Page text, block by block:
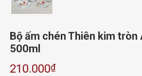
Bộ ấm chén Thiên kim tròn
500ml
210.000₫